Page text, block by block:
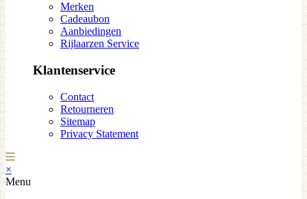
Merken
Cadeaubon
Aanbiedingen
Rijlaarzen Service
Klantenservice
Contact
Retourneren
Sitemap
Privacy Statement
×
Menu